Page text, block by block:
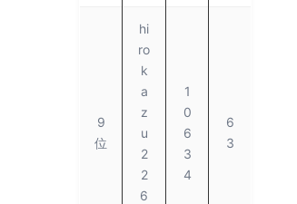
9
位
hi
ro
k
a
z
u
2
2
6
1
0
6
3
4
6
3